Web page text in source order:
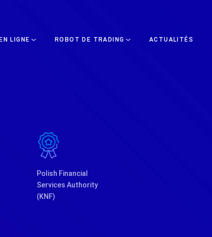
LIGNE ROBOT DE TRADING ACTUALITÉS
Polish Financial
Services Authority
(KNF)